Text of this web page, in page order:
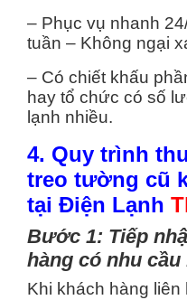
– Phục vụ nhanh
tuần – Không ngại
– Có chiết khấu
hay tổ chức có số
lạnh nhiều.
4. Quy trình
treo tường cũ
tại Điện Lạnh
Bước 1: Tiếp
hàng có nhu
Khi khách hàng